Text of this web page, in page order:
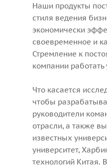
Наши продукты
стиля ведения
экономически
своевременное и
Стремление к
компании работать
Что касается
чтобы
руководители
отрасли, а также
известных
университет,
технологий Китая.